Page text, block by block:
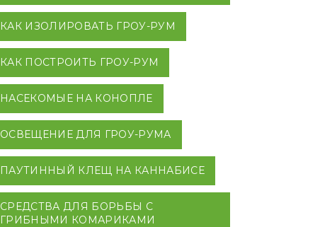
КАК ИЗОЛИРОВАТЬ ГРОУ-РУМ
КАК ПОСТРОИТЬ ГРОУ-РУМ
НАСЕКОМЫЕ НА КОНОПЛЕ
ОСВЕЩЕНИЕ ДЛЯ ГРОУ-РУМА
ПАУТИННЫЙ КЛЕЩ НА КАННАБИСЕ
СРЕДСТВА ДЛЯ БОРЬБЫ С
ГРИБНЫМИ КОМАРИКАМИ